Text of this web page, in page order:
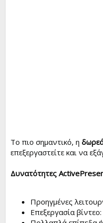
Το πιο σημαντικό, η
επεξεργαστείτε και να
Δυνατότητες
Προηγμένες
Επεξεργασία